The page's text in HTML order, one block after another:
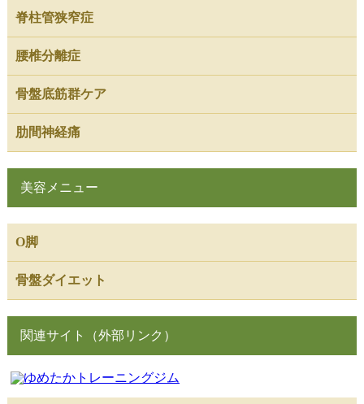
脊柱管狭窄症
腰椎分離症
骨盤底筋群ケア
肋間神経痛
美容メニュー
O脚
骨盤ダイエット
関連サイト（外部リンク）